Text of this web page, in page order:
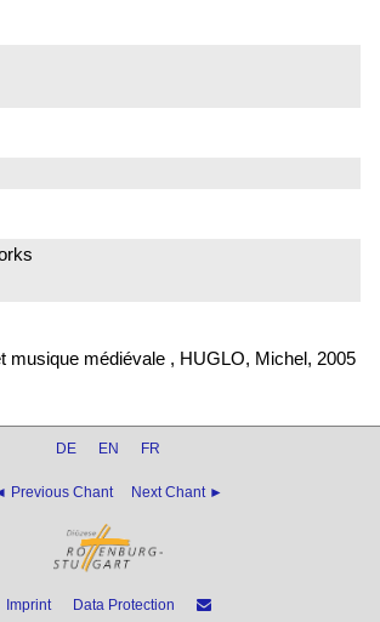
musique médiévale , HUGLO, Michel, 2005
DE EN FR
Previous Chant Next Chant ►
Imprint Data Protection